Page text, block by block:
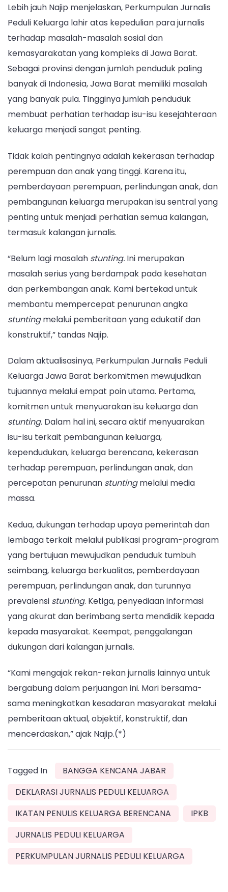
Lebih jauh Najip menjelaskan, Perkumpulan Jurnalis
Peduli Keluarga lahir atas kepedulian para jurnalis
terhadap masalah-masalah sosial dan
kemasyarakatan yang kompleks di Jawa Barat.
Sebagai provinsi dengan jumlah penduduk paling
banyak di Indonesia, Jawa Barat memiliki masalah
yang banyak pula. Tingginya jumlah penduduk
membuat perhatian terhadap isu-isu kesejahteraan
keluarga menjadi sangat penting.
Tidak kalah pentingnya adalah kekerasan terhadap
perempuan dan anak yang tinggi. Karena itu,
pemberdayaan perempuan, perlindungan anak, dan
pembangunan keluarga merupakan isu sentral yang
penting untuk menjadi perhatian semua kalangan,
termasuk kalangan jurnalis.
“Belum lagi masalah stunting. Ini merupakan
masalah serius yang berdampak pada kesehatan
dan perkembangan anak. Kami bertekad untuk
membantu mempercepat penurunan angka
stuntingmelalui pemberitaan yang edukatif dan
konstruktif,” tandas Najip.
Dalam aktualisasinya, Perkumpulan Jurnalis Peduli
Keluarga Jawa Barat berkomitmen mewujudkan
tujuannya melalui empat poin utama. Pertama,
komitmen untuk menyuarakan isu keluarga dan
stunting. Dalam hal ini, secara aktif menyuarakan
isu-isu terkait pembangunan keluarga,
kependudukan, keluarga berencana, kekerasan
terhadap perempuan, perlindungan anak, dan
percepatan penurunan stuntingmelalui media
massa.
Kedua, dukungan terhadap upaya pemerintah dan
lembaga terkait melalui publikasi program-program
yang bertujuan mewujudkan penduduk tumbuh
seimbang, keluarga berkualitas, pemberdayaan
perempuan, perlindungan anak, dan turunnya
prevalensi stunting. Ketiga, penyediaan informasi
yang akurat dan berimbang serta mendidik kepada
kepada masyarakat. Keempat, penggalangan
dukungan dari kalangan jurnalis.
“Kami mengajak rekan-rekan jurnalis lainnya untuk
bergabung dalam perjuangan ini. Mari bersama-
sama meningkatkan kesadaran masyarakat melalui
pemberitaan aktual, objektif, konstruktif, dan
mencerdaskan,” ajak Najip.(*)
Tagged In
BANGGA KENCANA JABAR
DEKLARASI JURNALIS PEDULI KELUARGA
IKATAN PENULIS KELUARGA BERENCANA
IPKB
JURNALIS PEDULI KELUARGA
PERKUMPULAN JURNALIS PEDULI KELUARGA